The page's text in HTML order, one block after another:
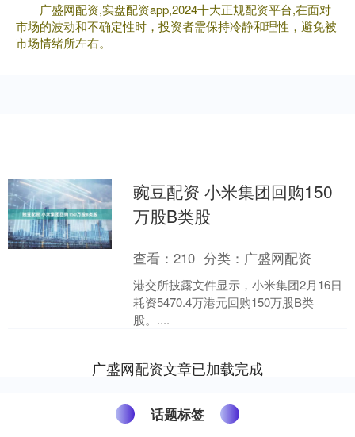
广盛网配资,实盘配资app,2024十大正规配资平台,在面对
市场的波动和不确定性时，投资者需保持冷静和理性，避免被
市场情绪所左右。
豌豆配资 小米集团回购150
万股B类股
查看：210 分类： 广盛网配资
港交所披露文件显示，小米集团2月16日
耗资5470.4万港元回购150万股B类
股。....
广盛网配资文章已加载完成
话题标签